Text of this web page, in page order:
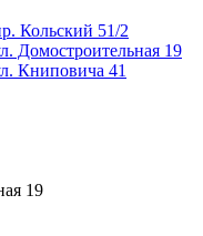
Кольский 51/2
Домостроительная 19
Книповича 41
19